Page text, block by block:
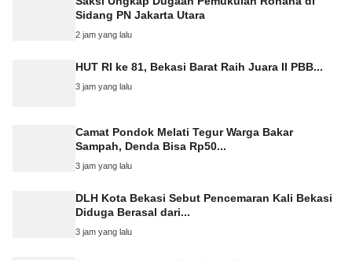
Sidang PN Jakarta Utara
2 jam yang lalu
HUT RI ke 81, Bekasi Barat Raih Juara II PBB...
3 jam yang lalu
Camat Pondok Melati Tegur Warga Bakar
Sampah, Denda Bisa Rp50...
3 jam yang lalu
DLH Kota Bekasi Sebut Pencemaran Kali Bekasi
Diduga Berasal dari...
3 jam yang lalu